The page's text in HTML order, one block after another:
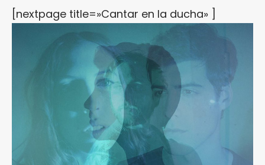
[nextpage title=»Cantar en la ducha» ]